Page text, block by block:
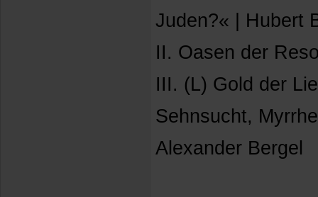
Juden?« | Hubert
II. Oasen der
III. (L) Gold der
Sehnsucht,
Alexander Bergel